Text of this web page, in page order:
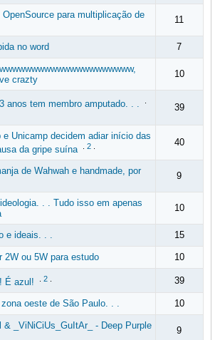
para multiplicação de
11
no word 7
crazty
10
anos tem membro amputado. . . 39
e Unicamp decidem adiar início das
da gripe suína
2. 40
de Wahwah e handmade, por
9
. . Tudo isso em apenas
10
e ideais. . . 15
2W ou 5W para estudo 10
É azul! 2. 39
zona oeste de São Paulo. . . 10
& _ViNiCiUs_GuItAr_ - Deep Purple
9